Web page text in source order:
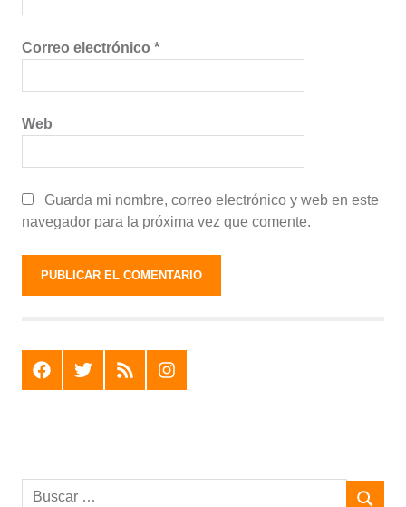
Correo electrónico *
Web
Guarda mi nombre, correo electrónico y web en este
navegador para la próxima vez que comente.
F T R I